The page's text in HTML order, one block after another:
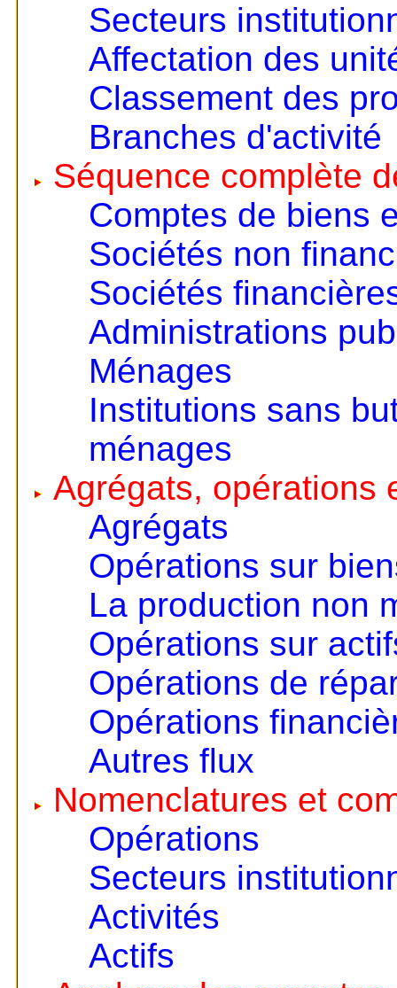
Secteurs
Affectation des
Classement des
Branches d'activité
Séquence complète
Comptes de biens
Sociétés non
Sociétés
Administrations
Ménages
Institutions sans
ménages
Agrégats, opérations
Agrégats
Opérations sur
La production non
Opérations sur
Opérations de
Opérations
Autres flux
Nomenclatures et
Opérations
Secteurs
Activités
Actifs